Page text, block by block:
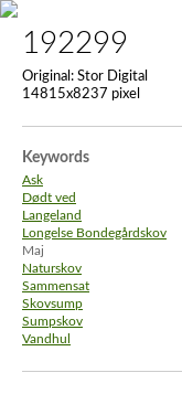
192299
Original: Stor Digital
14815x8237 pixel
Keywords
Ask
Dødt ved
Langeland
Longelse Bondegårdskov
Maj
Naturskov
Sammensat
Skovsump
Sumpskov
Vandhul